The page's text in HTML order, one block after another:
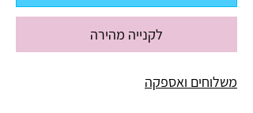
לקנייה מהירה
משלוחים ואספקה